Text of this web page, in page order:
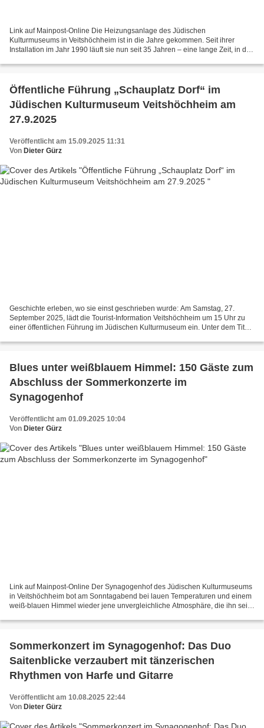
Link auf Mainpost-Online Die Heizungsanlage des Jüdischen
Kulturmuseums in Veitshöchheim ist in die Jahre gekommen. Seit ihrer
Installation im Jahr 1990 läuft sie nun seit 35 Jahren – eine lange Zeit, in der
Öffentliche Führung „Schauplatz Dorf“ im
Jüdischen Kulturmuseum Veitshöchheim am
27.9.2025
Veröffentlicht am 15.09.2025 11:31
Von Dieter Gürz
Geschichte erleben, wo sie einst geschrieben wurde: Am Samstag, 27.
September 2025, lädt die Tourist-Information Veitshöchheim um 15 Uhr zu
einer öffentlichen Führung im Jüdischen Kulturmuseum ein. Unter dem Titel
Blues unter weißblauem Himmel: 150 Gäste zum
Abschluss der Sommerkonzerte im
Synagogenhof
Veröffentlicht am 01.09.2025 10:04
Von Dieter Gürz
Link auf Mainpost-Online Der Synagogenhof des Jüdischen Kulturmuseums
in Veitshöchheim bot am Sonntagabend bei lauen Temperaturen und einem
weiß-blauen Himmel wieder jene unvergleichliche Atmosphäre, die ihn seit
Sommerkonzert im Synagogenhof: Das Duo
Saitenblicke verzaubert mit tänzerischen
Rhythmen von Harfe und Gitarre
Veröffentlicht am 10.08.2025 22:44
Von Dieter Gürz